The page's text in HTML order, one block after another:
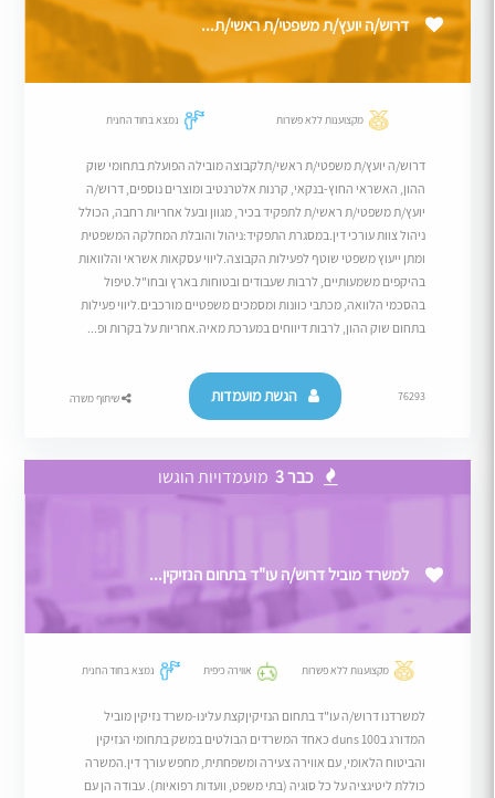
דרוש/ה יועץ/ת משפטי/ת ראשי/ת...
מקצוענות ללא פשרות נמצא בחוד החנית
דרוש/ה יועץ/ת משפטי/ת ראשי/תלקבוצה מובילה הפועלת בתחומי שוק
ההון, האשראי החוץ-בנקאי, קרנות אלטרנטיב ומוצרים נוספים, דרוש/ה
יועץ/ת משפטי/ת ראשי/ת לתפקיד בכיר, מגוון ובעל אחריות רחבה, הכולל
ניהול צוות עורכי דין.במסגרת התפקיד:ניהול והובלת המחלקה המשפטית
ומתן ייעוץ משפטי שוטף לפעילות הקבוצה.ליווי עסקאות אשראי והלוואות
בהיקפים משמעותיים, לרבות שעבודים ובטוחות בארץ ובחו"ל.טיפול
בהסכמי הלוואה, מכתבי כוונות ומסמכים משפטיים מורכבים.ליווי פעילות
בתחום שוק ההון, לרבות דיווחים במערכת מאיה.אחריות על בקרות ופ...
76293 הגשת מועמדות שיתוף משרה
כבר 3 מועמדויות הוגשו
למשרד מוביל דרוש/ה עו"ד בתחום הנזיקין...
מקצוענות ללא פשרות אווירה כיפית נמצא בחוד החנית
למשרדנו דרוש/ה עו"ד בתחום הנזיקיןקצת עלינו-משרד נזיקין מוביל
המדורג בduns 100 כאחד המשרדים הבולטים במשק בתחומי הנזיקין
והביטוח הלאומי, עם אווירה צעירה ומשפחתית, מחפש עורך דין.המשרה
כוללת ליטיגציה על כל סוגיה (בתי משפט, וועדות רפואיות). עבודה הן עם